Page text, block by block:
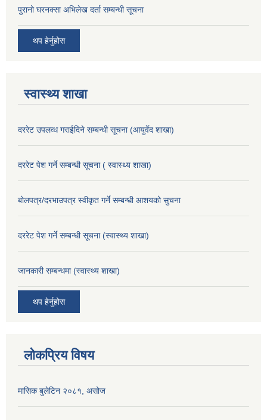
पुरानो घरनक्सा अभिलेख दर्ता सम्बन्धी सूचना
थप हेर्नुहोस
स्वास्थ्य शाखा
दररेट उपलव्ध गराईदिने सम्बन्धी सूचना (आयुर्वेद शाखा)
दररेट पेश गर्ने सम्बन्धी सूचना ( स्वास्थ्य शाखा)
बोलपत्र/दरभाउपत्र स्वीकृत गर्ने सम्बन्धी आशयको सुचना
दररेट पेश गर्ने सम्बन्धी सूचना (स्वास्थ्य शाखा)
जानकारी सम्बन्धमा (स्वास्थ्य शाखा)
थप हेर्नुहोस
लोकप्रिय विषय
मासिक बुलेटिन २०८१, असोज